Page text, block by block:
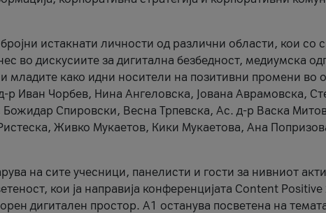
истакнати личности од различни области, кои со
во дискусиите за дигитална безбедност, медиумска
младите како идни носители на позитивни промени во
р Иван Чорбев, Нина Ангеловска, Јована Аврамовска,
Спировски, Весна Трпевска, Ас. д-р Васка
Живко Мукаетов, Кики Мукаетова, Ана
на сите учесници, панелисти и гости за нивниот
кои ја направија конференцијата Content
дигитален простор. А1 останува посветена на